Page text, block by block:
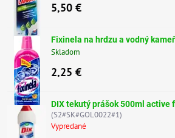
5,50 €
Fixinela na hrdzu a vodný
Skladom
2,25 €
DIX tekutý prášok 500ml active
(S2#SK#GOL0022#1)
Vypredané